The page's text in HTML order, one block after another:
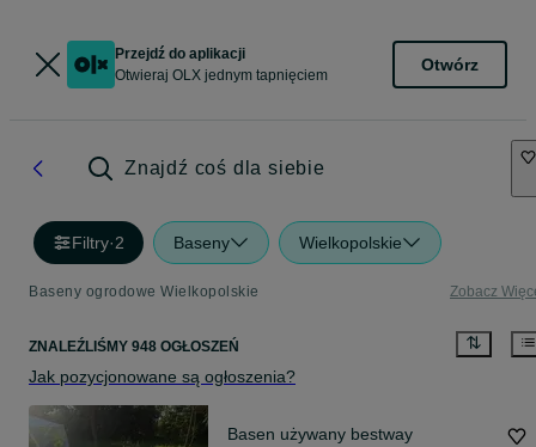
Przejdź do aplikacji
Otwieraj OLX jednym tapnięciem
Otwórz
Znajdź coś dla siebie
Filtry·2 Baseny Wielkopolskie
Baseny ogrodowe Wielkopolskie Zobacz
ZNALEŹLIŚMY 948 OGŁOSZEŃ
Jak pozycjonowane są ogłoszenia?
Basen używany bestway